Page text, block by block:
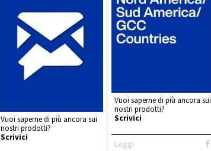
Vuoi saperne di più ancora sui
nostri prodotti?
Scrivici
Vuoi saperne di più ancora sui
nostri prodotti?
Scrivici
Leggi